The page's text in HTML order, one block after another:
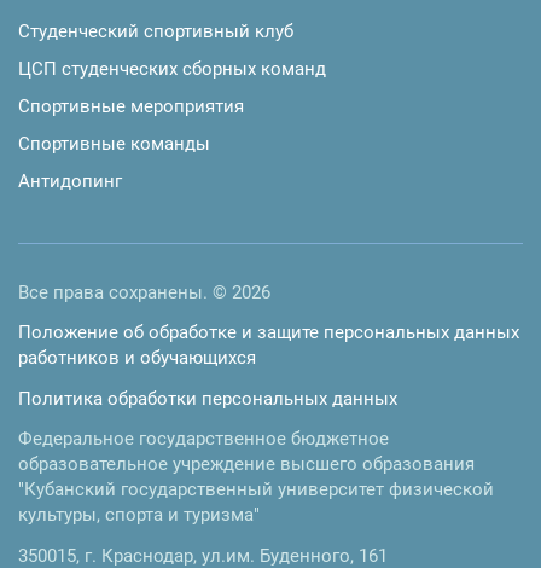
Студенческий спортивный клуб
ЦСП студенческих сборных команд
Спортивные мероприятия
Спортивные команды
Антидопинг
Все права сохранены. © 2026
Положение об обработке и защите персональных данных
работников и обучающихся
Политика обработки персональных данных
Федеральное государственное бюджетное
образовательное учреждение высшего образования
"Кубанский государственный университет физической
культуры, спорта и туризма"
350015, г. Краснодар, ул.им. Буденного, 161